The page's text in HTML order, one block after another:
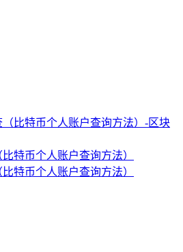
特币个人账户查询方法）
特币个人账户查询方法）